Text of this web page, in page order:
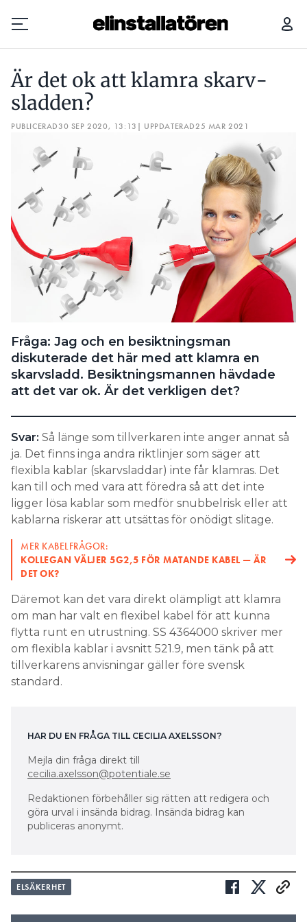
Prenumerera
Hantera prenumeration
Lediga jobb
Annonsera
Läs E-tidningen
Om tidningen
Kontakt
Personuppgifter
SEARCH
Är det ok att ­klamra skarv­
sladden?
PUBLICERAD30 SEP 2020, 13:13 | UPPDATERAD25 MAR 2021
Fråga: Jag och en besiktningsman
diskuterade det här med att klamra en
skarvsladd. Besiktningsmannen hävdade
att det var ok. Är det verkligen det?
Svar: Så länge som tillverkaren inte anger annat så
ja. Det finns inga andra riktlinjer som säger att
flexibla kablar (skarvsladdar) inte får klamras. Det
kan till och med vara att föredra så att det inte
ligger lösa kablar som medför snubbelrisk eller att
kablarna riskerar att utsättas för onödigt slitage.
MER KABELFRÅGOR:
KOLLEGAN VÄLJER 5G2,5 FÖR MATANDE KABEL — ÄR
DET OK?
Däremot kan det vara direkt olämpligt att klamra
om man har valt en flexibel kabel för att kunna
flytta runt en utrustning. SS 4364000 skriver mer
om flexibla kablar i avsnitt 521.9, men tänk på att
tillverkarens anvisningar gäller före svensk
standard.
HAR DU EN FRÅGA TILL CECILIA AXELSSON?
Mejla din fråga direkt till
cecilia.axelsson@potentiale.se
Redaktionen förbehåller sig rätten att redigera och
göra urval i insända bidrag. Insända bidrag kan
publiceras anonymt.
ELSÄKERHET
ÄR DET OK ATT ­KLAMRA SKARV­SLADDEN?